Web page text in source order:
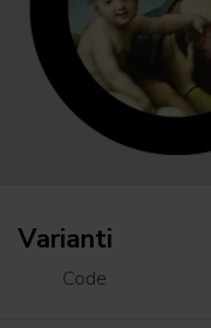
Varianti
Code